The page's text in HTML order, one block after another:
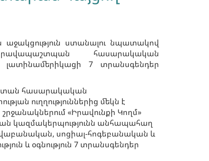
աջակցություն ստանալու նպատակով
հասարակական
լատինամերիկացի 7 տրանսգենդեր
հասարակական
ուղղություններից մեկն է
«Իրավունքի Կողմ»
կազմակերպությունն անհապահաղ
սոցիալ-հոգեբանական և
և օգնություն 7 տրանսգենդեր